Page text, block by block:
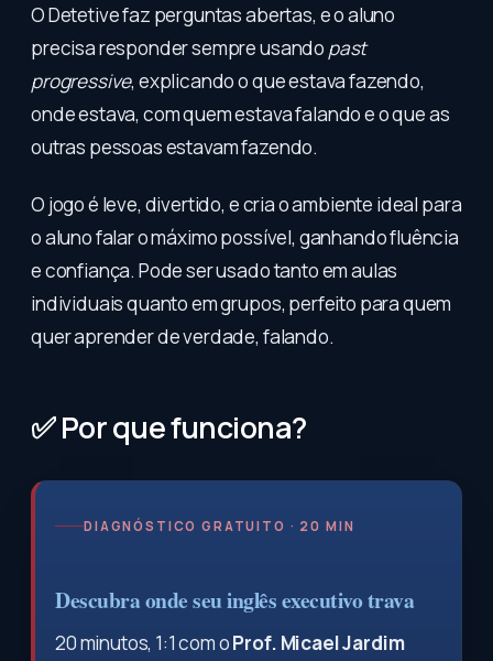
O Detetive faz perguntas abertas, e o aluno
precisa responder sempre usando past
progressive, explicando o que estava fazendo,
onde estava, com quem estava falando e o que as
outras pessoas estavam fazendo.
O jogo é leve, divertido, e cria o ambiente ideal para
o aluno falar o máximo possível, ganhando fluência
e confiança. Pode ser usado tanto em aulas
individuais quanto em grupos, perfeito para quem
quer aprender de verdade, falando.
✅ Por que funciona?
DIAGNÓSTICO GRATUITO · 20 MIN
Descubra onde seu inglês executivo trava
20 minutos, 1:1 com oProf. Micael Jardim